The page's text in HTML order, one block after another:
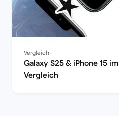
Vergleich
Galaxy S25 & iPhone 15 im
Vergleich